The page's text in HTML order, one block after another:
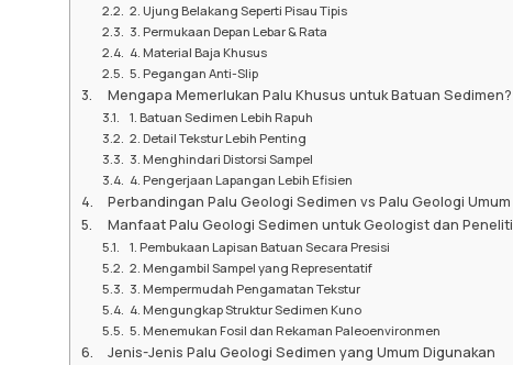
2. Ujung Belakang Seperti Pisau Tipis
3. Permukaan Depan Lebar & Rata
4. Material Baja Khusus
5. Pegangan Anti-Slip
Mengapa Memerlukan Palu Khusus untuk Batuan Sedimen?
1. Batuan Sedimen Lebih Rapuh
2. Detail Tekstur Lebih Penting
3. Menghindari Distorsi Sampel
4. Pengerjaan Lapangan Lebih Efisien
Perbandingan Palu Geologi Sedimen vs Palu Geologi Umum
Manfaat Palu Geologi Sedimen untuk Geologist dan Peneliti
1. Pembukaan Lapisan Batuan Secara Presisi
2. Mengambil Sampel yang Representatif
3. Mempermudah Pengamatan Tekstur
4. Mengungkap Struktur Sedimen Kuno
5. Menemukan Fosil dan Rekaman Paleoenvironmen
Jenis-Jenis Palu Geologi Sedimen yang Umum Digunakan